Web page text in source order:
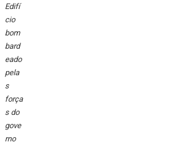
Edifí
cio
bom
bard
eado
pela
s
força
s do
gove
rno